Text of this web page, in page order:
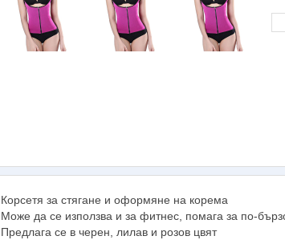
Корсетя за стягане и оформяне на корема
Може да се използва и за фитнес, помага за по-
Предлага се в черен, лилав и розов цвят